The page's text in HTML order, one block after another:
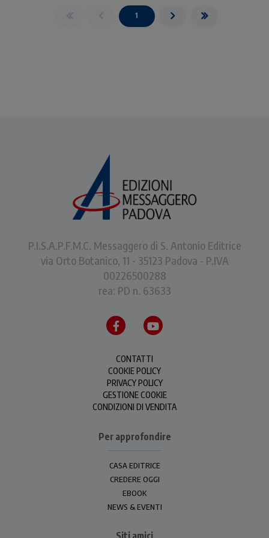
1
P.I.S.A.P.F.M.C. Messaggero di S. Antonio Editrice
via Orto Botanico, 11 - 35123 Padova - P.IVA
00226500288
rea: PD n. 63633
CONTATTI
COOKIE POLICY
PRIVACY POLICY
GESTIONE COOKIE
CONDIZIONI DI VENDITA
Per approfondire
CASA EDITRICE
CREDERE OGGI
EBOOK
NEWS & EVENTI
Siti amici